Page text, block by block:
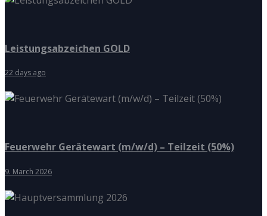
Leistungsabzeichen GOLD
22 days ago
Feuerwehr Gerätewart (m/w/d) – Teilzeit (50%)
9. March 2026